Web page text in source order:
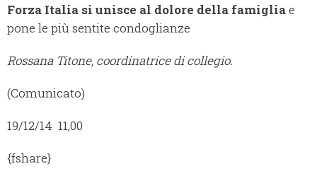
Forza Italia si unisce al dolore della famigliae
pone le più sentite condoglianze
Rossana Titone, coordinatrice di collegio.
(Comunicato)
19/12/14 11,00
{fshare}